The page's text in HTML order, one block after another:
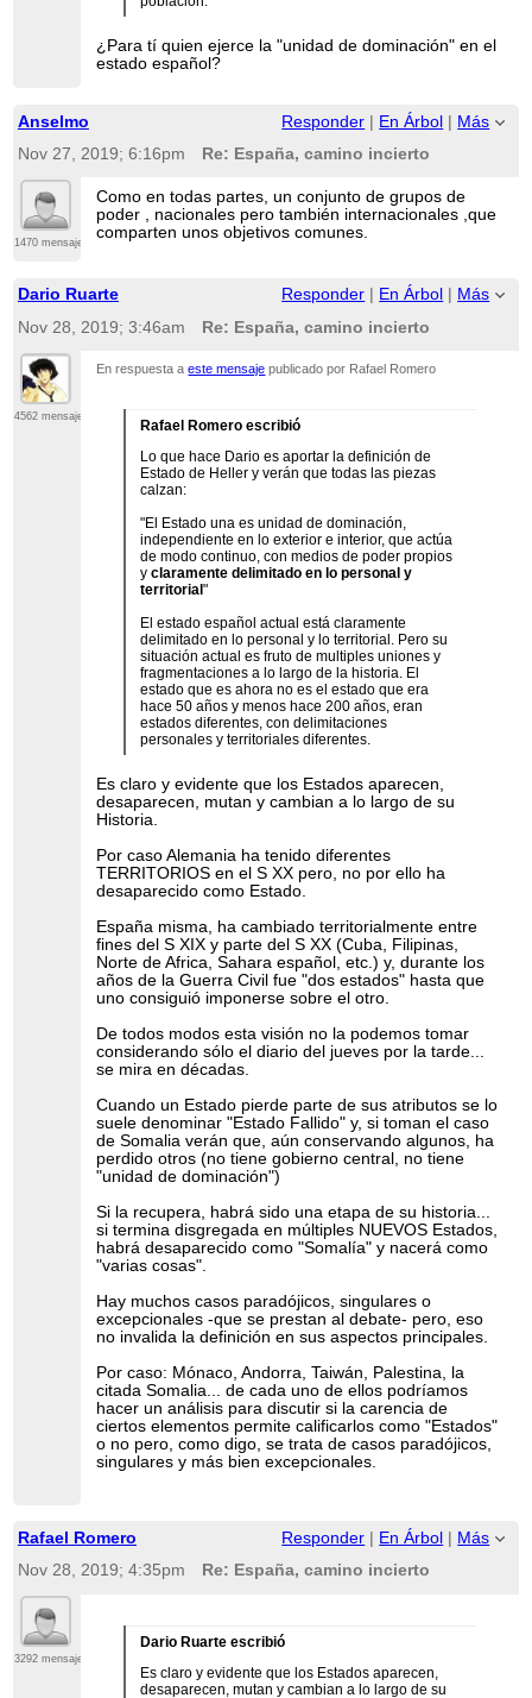
¿Para tí quien ejerce la "unidad de dominación" en el
estado español?
Anselmo Responder En Árbol
Más
Nov 27, 2019; 6:16pm
Re: España, camino incierto
1470 mensajes
Como en todas partes, un conjunto de grupos de
poder , nacionales pero también internacionales ,que
comparten unos objetivos comunes.
Dario Ruarte Responder En Árbol
Más
Nov 28, 2019; 3:46am
Re: España, camino incierto
4562 mensajes
En respuesta aeste mensaje publicado por Rafael Romero
Rafael Romero escribió
Lo que hace Dario es aportar la definición de
Estado de Heller y verán que todas las piezas
calzan:
"El Estado una es unidad de dominación,
independiente en lo exterior e interior, que actúa
de modo continuo, con medios de poder propios
y claramente delimitado en lo personal y
territorial "
El estado español actual está claramente
delimitado en lo personal y lo territorial. Pero su
situación actual es fruto de multiples uniones y
fragmentaciones a lo largo de la historia. El
estado que es ahora no es el estado que era
hace 50 años y menos hace 200 años, eran
estados diferentes, con delimitaciones
personales y territoriales diferentes.
Es claro y evidente que los Estados aparecen,
desaparecen, mutan y cambian a lo largo de su
Historia.
Por caso Alemania ha tenido diferentes
TERRITORIOS en el S XX pero, no por ello ha
desaparecido como Estado.
España misma, ha cambiado territorialmente entre
fines del S XIX y parte del S XX (Cuba, Filipinas,
Norte de Africa, Sahara español, etc.) y, durante los
años de la Guerra Civil fue "dos estados" hasta que
uno consiguió imponerse sobre el otro.
De todos modos esta visión no la podemos tomar
considerando sólo el diario del jueves por la tarde...
se mira en décadas.
Cuando un Estado pierde parte de sus atributos se lo
suele denominar "Estado Fallido" y, si toman el caso
de Somalia verán que, aún conservando algunos, ha
perdido otros (no tiene gobierno central, no tiene
"unidad de dominación")
Si la recupera, habrá sido una etapa de su historia...
si termina disgregada en múltiples NUEVOS Estados,
habrá desaparecido como "Somalía" y nacerá como
"varias cosas".
Hay muchos casos paradójicos, singulares o
excepcionales -que se prestan al debate- pero, eso
no invalida la definición en sus aspectos principales.
Por caso: Mónaco, Andorra, Taiwán, Palestina, la
citada Somalia... de cada uno de ellos podríamos
hacer un análisis para discutir si la carencia de
ciertos elementos permite calificarlos como "Estados"
o no pero, como digo, se trata de casos paradójicos,
singulares y más bien excepcionales.
Rafael Romero Responder En Árbol
Más
Nov 28, 2019; 4:35pm
Re: España, camino incierto
3292 mensajes
Dario Ruarte escribió
Es claro y evidente que los Estados aparecen,
desaparecen, mutan y cambian a lo largo de su